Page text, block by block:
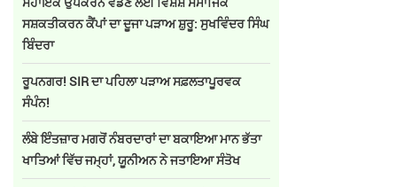
ਸਸ਼ਕਤੀਕਰਨ ਕੈਂਪਾਂ ਦਾ ਦੂਜਾ ਪੜਾਅ ਸ਼ੁਰੂ: ਸੁਖਵਿੰਦਰ ਸਿੰਘ
ਬਿੰਦਰਾ
ਰੂਪਨਗਰ! SIR ਦਾ ਪਹਿਲਾ ਪੜਾਅ ਸਫ਼ਲਤਾਪੂਰਵਕ
ਸੰਪੰਨ!
ਲੰਬੇ ਇੰਤਜ਼ਾਰ ਮਗਰੋਂ ਨੰਬਰਦਾਰਾਂ ਦਾ ਬਕਾਇਆ ਮਾਨ ਭੱਤਾ
ਖਾਤਿਆਂ ਵਿੱਚ ਜਮ੍ਹਾਂ, ਯੂਨੀਅਨ ਨੇ ਜਤਾਇਆ ਸੰਤੋਖ